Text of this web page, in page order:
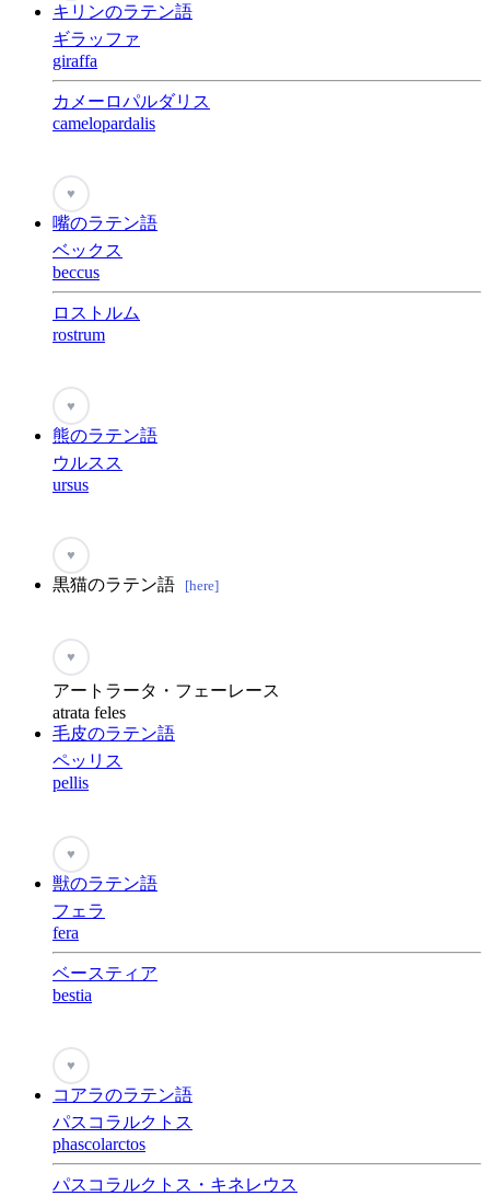
キリンのラテン語
ギラッファ
giraffa
カメーロパルダリス
camelopardalis
♥
嘴のラテン語
ベックス
beccus
ロストルム
rostrum
♥
熊のラテン語
ウルスス
ursus
♥
黒猫のラテン語 [here]
♥
アートラータ・フェーレース
atrata feles
毛皮のラテン語
ペッリス
pellis
♥
獣のラテン語
フェラ
fera
ベースティア
bestia
♥
コアラのラテン語
パスコラルクトス
phascolarctos
パスコラルクトス・キネレウス